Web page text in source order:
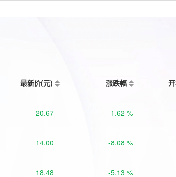
最新价(元) 涨跌幅
20.67 -1.62 %
14.00 -8.08 %
18.48 -5.13 %